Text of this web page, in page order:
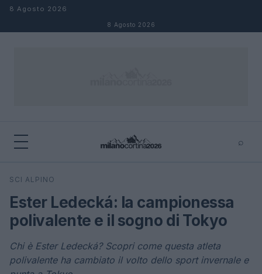
Salta al contenuto
8 Agosto 2026
8 Agosto 2026
⌕
Cerca
SCI ALPINO
Ester Ledecká: la campionessa
polivalente e il sogno di Tokyo
Chi è Ester Ledecká? Scopri come questa atleta
polivalente ha cambiato il volto dello sport invernale e